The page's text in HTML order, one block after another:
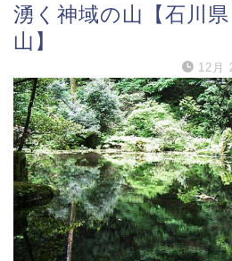
湧く神域の山【石川
山】
12月